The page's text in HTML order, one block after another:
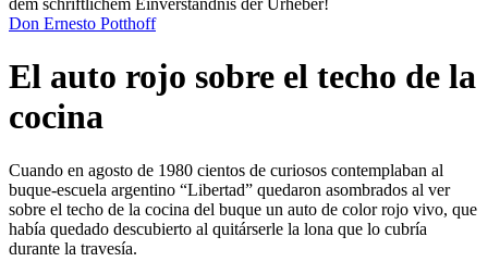
dem schriftlichem Einverständnis der Urheber!
Don Ernesto Potthoff
El auto rojo sobre el techo de la
cocina
Cuando en agosto de 1980 cientos de curiosos contemplaban al
buque-escuela argentino
Libertad
quedaron asombrados al ver
sobre el techo de la cocina del buque un auto de color rojo vivo, que
había quedado descubierto al quitárserle la lona que lo cubría
durante la travesía.